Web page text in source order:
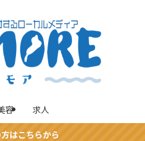
容 求人
はこちらから